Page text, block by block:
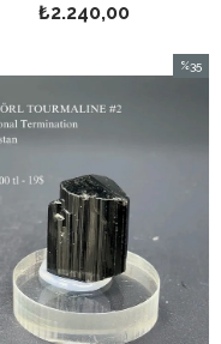
₺2.240,00
%35